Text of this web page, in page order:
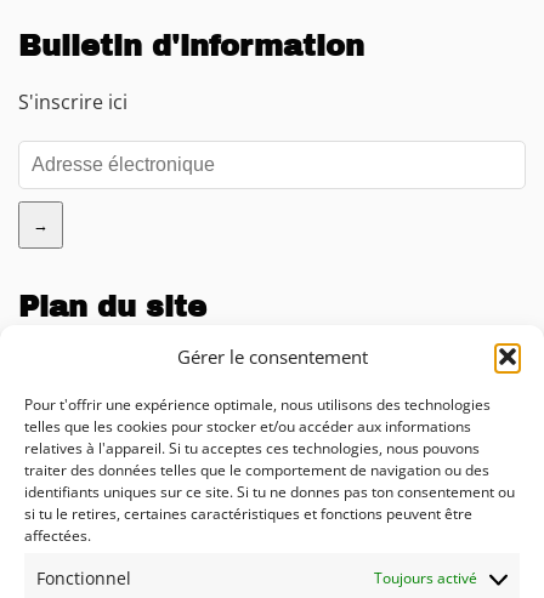
Gérer le consentement
Pour t'offrir une expérience optimale, nous utilisons des technologies
telles que les cookies pour stocker et/ou accéder aux informations
relatives à l'appareil. Si tu acceptes ces technologies, nous pouvons
traiter des données telles que le comportement de navigation ou des
identifiants uniques sur ce site. Si tu ne donnes pas ton consentement ou
si tu le retires, certaines caractéristiques et fonctions peuvent être
affectées.
Fonctionnel Toujours activé
Bulletin d'information
S'inscrire ici
→
Plan du site
Blog
Calculateur d'impact de l'IA
Conseil
Solutions
Prestations